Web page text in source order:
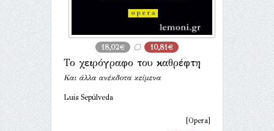
18,02€ 10,81€
Το χειρόγραφο του καθρέφτη
Και άλλα ανέκδοτα κείμενα
Luis Sepúlveda
[Opera]